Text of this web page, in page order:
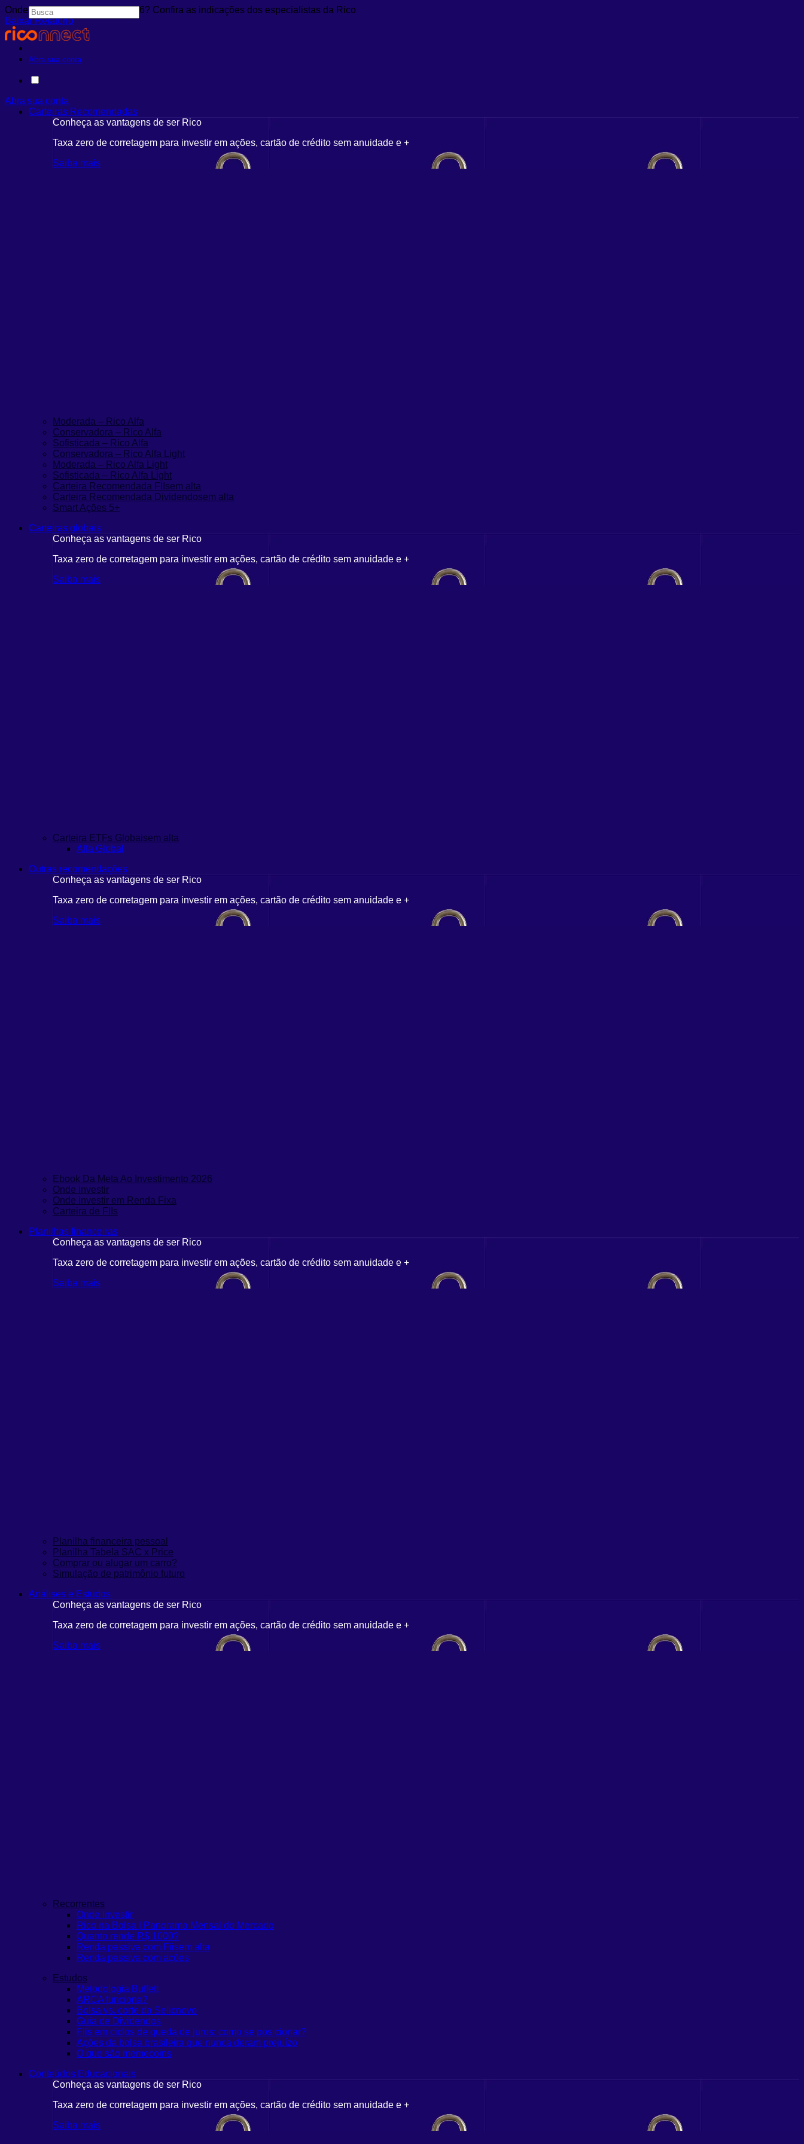
Onde investir em agosto de 2026? Confira as indicações dos especialistas da Rico
Baixar Relatório
Abra sua conta
Abra sua conta
Carteiras Recomendadas
Conheça as vantagens de ser Rico
Taxa zero de corretagem para investir em ações, cartão de crédito sem anuidade e +
Saiba mais
Moderada – Rico Alfa
Conservadora – Rico Alfa
Sofisticada – Rico Alfa
Conservadora – Rico Alfa Light
Moderada – Rico Alfa Light
Sofisticada – Rico Alfa Light
Carteira Recomendada FIIsem alta
Carteira Recomendada Dividendosem alta
Smart Ações 5+
Carteiras globais
Conheça as vantagens de ser Rico
Taxa zero de corretagem para investir em ações, cartão de crédito sem anuidade e +
Saiba mais
Carteira ETFs Globaisem alta
Alfa Global
Outras recomendações
Conheça as vantagens de ser Rico
Taxa zero de corretagem para investir em ações, cartão de crédito sem anuidade e +
Saiba mais
Ebook Da Meta Ao Investimento 2026
Onde investir
Onde investir em Renda Fixa
Carteira de FIIs
Planilhas financeiras
Conheça as vantagens de ser Rico
Taxa zero de corretagem para investir em ações, cartão de crédito sem anuidade e +
Saiba mais
Planilha financeira pessoal
Planilha Tabela SAC x Price
Comprar ou alugar um carro?
Simulação de patrimônio futuro
Análises e Estudos
Conheça as vantagens de ser Rico
Taxa zero de corretagem para investir em ações, cartão de crédito sem anuidade e +
Saiba mais
Recorrentes
Onde Investir
Rico na Bolsa | Panorama Mensal do Mercado
Quanto rende R$ 1000?
Renda passiva com Fiisem alta
Renda passiva com ações
Estudos
Metodologia Buffett
ARCA funciona?
Bolsa vs. corte da Selicnovo
Guia de Dividendos
Fiis em ciclos de queda de juros: como se posicionar?
Ações da bolsa brasileira que nunca deram prejuízo
O que são memecoins
Conteúdos Educacionais
Conheça as vantagens de ser Rico
Taxa zero de corretagem para investir em ações, cartão de crédito sem anuidade e +
Saiba mais